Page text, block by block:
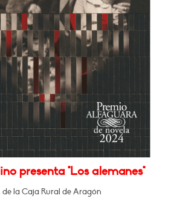
presenta "Los alemanes"
de la Caja Rural de Aragón